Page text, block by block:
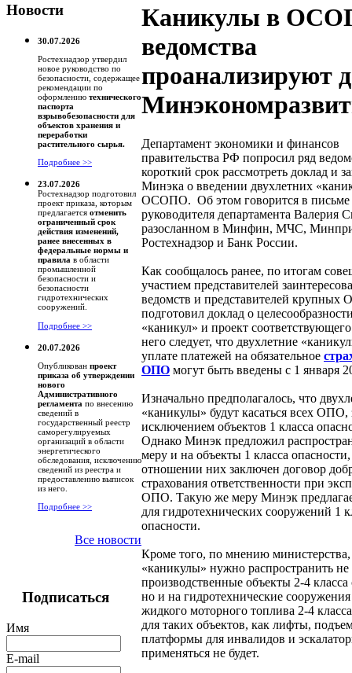
Новости
30.07.2026
Ростехнадзор утвердил
новое руководство по
безопасности, содержащее
рекомендации по
оформлению технического
паспорта
взрывобезопасности для
объектов хранения и
переработки
растительного сырья.
Подробнее >>
23.07.2026
Ростехнадзор подготовил
проект приказа, которым
предлагается отменить
ограниченный срок
действия изменений,
ранее внесенных в
федеральные нормы и
правила в области
промышленной
безопасности и
безопасности
гидротехнических
сооружений.
Подробнее >>
20.07.2026
Опубликован проект
приказа об утверждении
нового
Административного
регламента по внесению
сведений в
государственный реестр
саморегулируемых
организаций в области
энергетического
обследования, исключению
сведений из реестра и
предоставлению выписок
из него.
Подробнее >>
Все новости
Подписаться
Имя
E-mail
Каникулы в
ведомства
проанализируют
Департамент экономики и финансов
правительства РФ попросил ряд
короткий срок рассмотреть доклад и
Минэка о введении двухлетних
ОСОПО. Об этом говорится в письме
руководителя департамента Валерия
разосланном в Минфин, МЧС,
Ростехнадзор и Банк России.
Как сообщалось ранее, по итогам
участием представителей
ведомств и представителей
подготовил доклад о
«каникул» и проект
него следует, что двухлетние
уплате платежей на обязательное
ОПО могут быть введены с 1 января
Изначально предполагалось, что
«каникулы» будут касаться всех ОПО,
исключением объектов 1 класса
Однако Минэк предложил
меру и на объекты 1 класса
отношении них заключен договор
страхования ответственности при
ОПО. Такую же меру Минэк
для гидротехнических сооружений 1
опасности.
Кроме того, по мнению министерства,
«каникулы» нужно распространить не
производственные объекты 2-4 класса
но и на гидротехнические
жидкого моторного топлива 2-4
для таких объектов, как лифты,
платформы для инвалидов и
применяться не будет.